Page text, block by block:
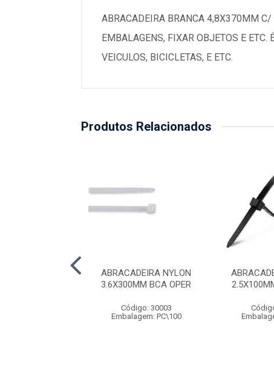
ABRACADEIRA BRANCA 4,8X370MM
EMBALAGENS, FIXAR OBJETOS E
VEICULOS, BICICLETAS, E ETC.
Produtos Relacionados
ABRACADEIRA NYLON
3.6X300MM BCA OPER
Código: 30003
Embalagem: PC\100